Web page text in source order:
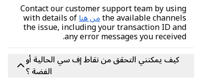
Contact our customer support team by using
the available channelsمن هناwith details of
the issue, including your transaction ID and
any error messages you received.
كيف يمكنني التحقق من نقاط إف سي الحالية أو
الفضة ؟